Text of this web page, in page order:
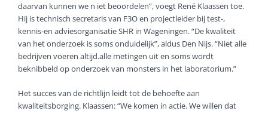
daarvan kunnen we n iet beoorde­len”, voegt René Klaassen toe.
Hij is technisch secretaris van F3O en projectleider bij test-,
kennis-en adviesorganisatie SHR in Wageningen. “De kwaliteit
van het onder­zoek is soms onduidelijk”, aldus Den Nijs. “Niet alle
bedrijven voeren altijd.alle metingen uit en soms wordt
beknibbeld op onderzoek van monsters in het laboratorium.”
Het succes van de richtlijn leidt tot de behoefte aan
kwaliteitsborging. Klaassen: “We komen in actie. We willen dat